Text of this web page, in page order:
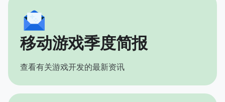
移动游戏季度简报
查看有关游戏开发的最新资讯